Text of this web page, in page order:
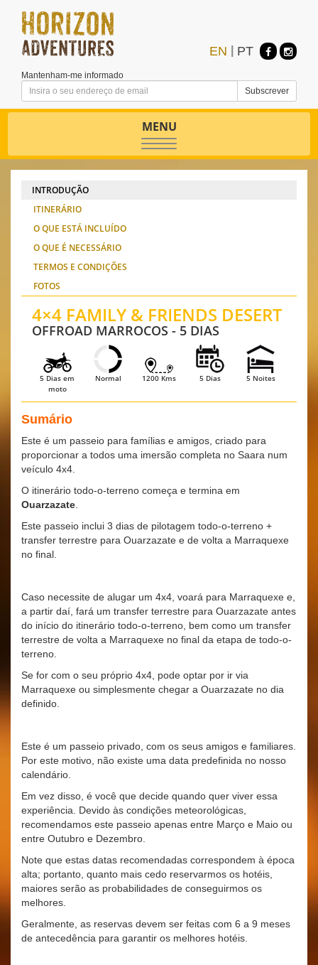
Mantenham-me informado
EN PT
Toggle
navigation
MENU
INTRODUÇÃO
ITINERÁRIO
O QUE ESTÁ INCLUÍDO
O QUE É NECESSÁRIO
TERMOS E CONDIÇÕES
FOTOS
4×4 FAMILY & FRIENDS DESERT
OFFROAD MARROCOS - 5 DIAS
5 Noites
5 Dias
1200 Kms
Normal
5 Dias em
moto
Sumário
Este é um passeio para famílias e amigos, criado para
proporcionar a todos uma imersão completa no Saara num
veículo 4x4.
O itinerário todo-o-terreno começa e termina em
Ouarzazate
Este passeio inclui 3 dias de pilotagem todo-o-terreno +
transfer terrestre para Ouarzazate e de volta a Marraquexe
no final.
Caso necessite de alugar um 4x4, voará para Marraquexe e,
a partir daí, fará um transfer terrestre para Ouarzazate antes
do início do itinerário todo-o-terreno, bem como um transfer
terrestre de volta a Marraquexe no final da etapa de todo-o-
terreno.
Se for com o seu próprio 4x4, pode optar por ir via
Marraquexe ou simplesmente chegar a Ouarzazate no dia
definido.
Este é um passeio privado, com os seus amigos e familiares.
Por este motivo, não existe uma data predefinida no nosso
calendário.
Em vez disso, é você que decide quando quer viver essa
experiência. Devido às condições meteorológicas,
recomendamos este passeio apenas entre Março e Maio ou
entre Outubro e Dezembro.
Note que estas datas recomendadas correspondem à época
alta; portanto, quanto mais cedo reservarmos os hotéis,
maiores serão as probabilidades de conseguirmos os
melhores.
Geralmente, as reservas devem ser feitas com 6 a 9 meses
de antecedência para garantir os melhores hotéis.